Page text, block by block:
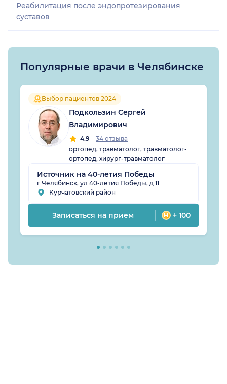
Реабилитация после эндопротезирования
суставов
Популярные врачи в Челябинске
Выбор пациентов 2024
Подкользин Сергей
Владимирович
4.9
34 отзыва
ортопед, травматолог, травматолог-
ортопед, хирург-травматолог
Источник на 40-летия Победы
г Челябинск, ул 40-летия Победы, д 11
Курчатовский район
Записаться на прием + 100